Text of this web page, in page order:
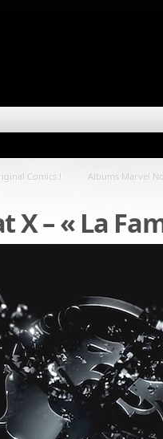
Comics ! Albums Marvel
X – « La